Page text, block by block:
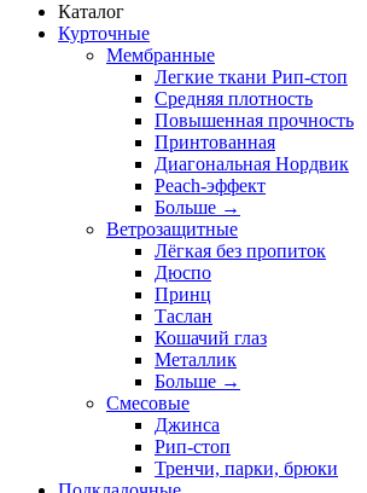
Каталог
Курточные
Мембранные
Легкие ткани Рип-стоп
Средняя плотность
Повышенная прочность
Принтованная
Диагональная Нордвик
Peach-эффект
Больше →
Ветрозащитные
Лёгкая без пропиток
Дюспо
Принц
Таслан
Кошачий глаз
Металлик
Больше →
Смесовые
Джинса
Рип-стоп
Тренчи, парки, брюки